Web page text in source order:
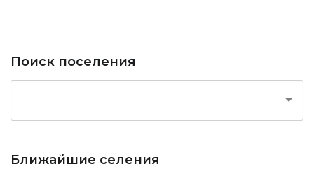
Поиск поселения
Ближайшие селения